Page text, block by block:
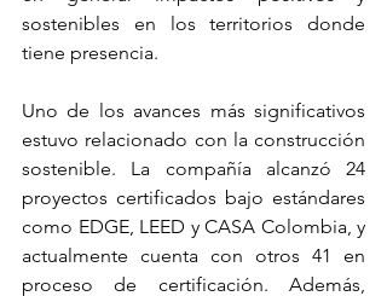
sostenibles en los territorios donde
tiene presencia.
Uno de los avances más significativos
estuvo relacionado con la construcción
sostenible. La compañía alcanzó 24
proyectos certificados bajo estándares
como EDGE, LEED y CASA Colombia, y
actualmente cuenta con otros 41 en
proceso de certificación. Además,